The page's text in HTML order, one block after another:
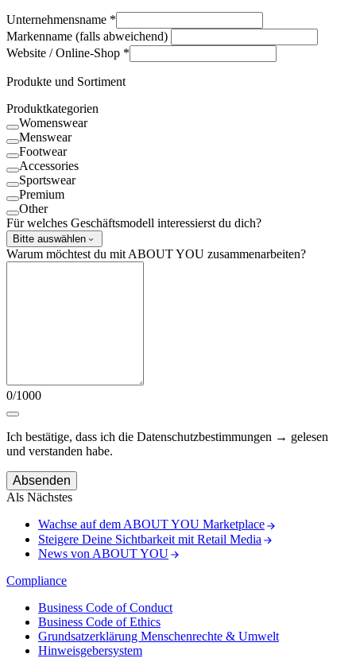
Unternehmensname *
Markenname (falls abweichend)
Website / Online-Shop *
Produkte und Sortiment
Produktkategorien
Womenswear
Menswear
Footwear
Accessories
Sportswear
Premium
Other
Für welches Geschäftsmodell interessierst du dich?
Bitte auswählen
Warum möchtest du mit ABOUT YOU zusammenarbeiten?
0/1000
Ich bestätige, dass ich die Datenschutzbestimmungen
gelesen
und verstanden habe.
Absenden
Als Nächstes
Wachse auf dem ABOUT YOU Marketplace
Steigere Deine Sichtbarkeit mit Retail Media
News von ABOUT YOU
Compliance
Business Code of Conduct
Business Code of Ethics
Grundsatzerklärung Menschenrechte & Umwelt
Hinweisgebersystem